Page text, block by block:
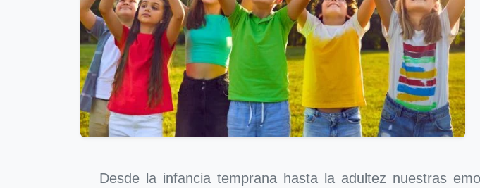
Desde la infancia temprana hasta la adultez nuestras